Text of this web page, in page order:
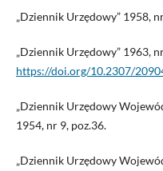
„Dziennik Urzędowy” 1958,
„Dziennik Urzędowy” 1963,
https://doi.org/10.2307/
„Dziennik Urzędowy
1954, nr 9, poz.36.
„Dziennik Urzędowy